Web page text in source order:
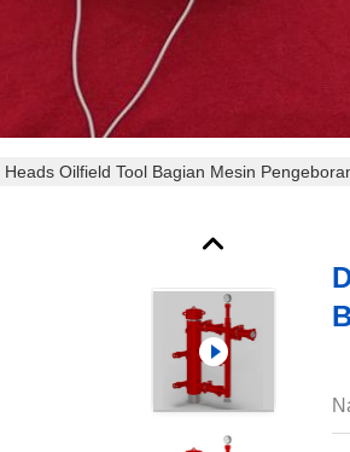
Oilfield Tool Bagian Mesin